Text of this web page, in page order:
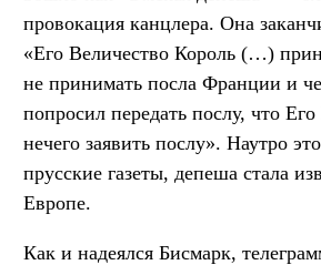
провокация канцлера. Она
«Его Величество Король (…)
не принимать посла Франции и
попросил передать послу, что
нечего заявить послу». Наутро
прусские газеты, депеша стала
Европе.
Как и надеялся Бисмарк,